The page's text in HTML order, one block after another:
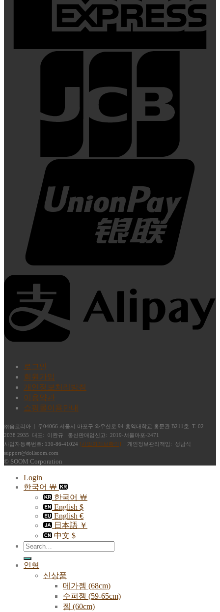
로그인
회원가입
개인정보처리방침
이용약관
쇼핑몰이용안내
㈜숨코리아 | 우04066 서울시 마포구 와우산로 94 홍익대학교 홍문관 B211호 T. 02
2038 2935 대표: 이완규 통신판매업신고: 2019-서울마포-2471
사업자등록번호: 130-86-41024 [사업자정보확인]
개인정보관리책임: 성남식
support@dollsoom.com
© SOOM Corporation
Login
한국어 ￦
한국어 ￦
English $
English €
日本語 ￥
中文 $
Search
for:
인형
신상품
메가젬 (68cm)
수퍼젬 (59-65cm)
젬 (60cm)